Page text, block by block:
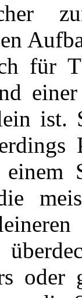
für
ist.
oder